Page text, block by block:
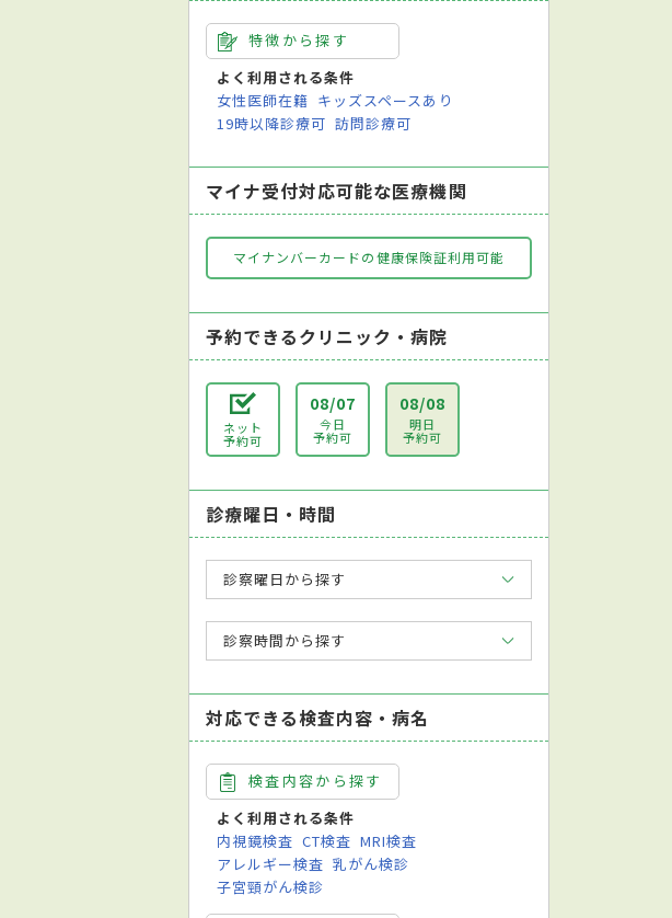
特徴から探す
よく利用される条件
女性医師在籍 キッズスペースあり
19時以降診療可 訪問診療可
マイナ受付対応可能な医療機関
マイナンバーカードの健康保険証利用可能
予約できるクリニック・病院
ネット
予約可
08/07
今日
予約可
08/08
明日
予約可
診療曜日・時間
診察曜日から探す
診察時間から探す
対応できる検査内容・病名
検査内容から探す
よく利用される条件
内視鏡検査 CT検査 MRI検査
アレルギー検査 乳がん検診
子宮頸がん検診